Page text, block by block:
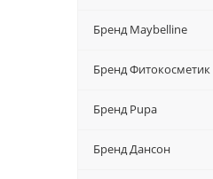
Бренд Maybelline
Бренд Фитокосметик
Бренд Pupa
Бренд Дансон